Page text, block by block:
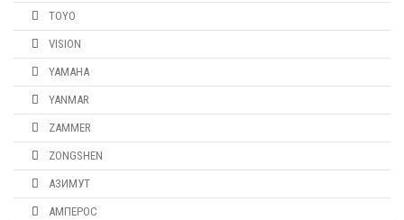
TOYO
VISION
YAMAHA
YANMAR
ZAMMER
ZONGSHEN
АЗИМУТ
АМПЕРОС